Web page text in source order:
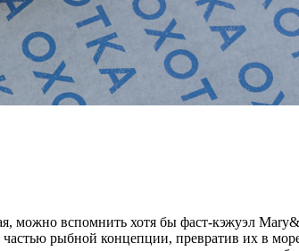
можно вспомнить хотя бы фаст-кэжуэл
рыбной концепции, превратив их в